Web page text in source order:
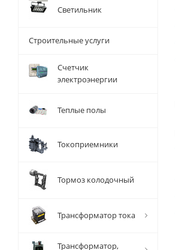
Светильник
Строительные услуги
Счетчик
электроэнергии
Теплые полы
Токоприемники
Тормоз колодочный
Трансформатор тока
Трансформатор,